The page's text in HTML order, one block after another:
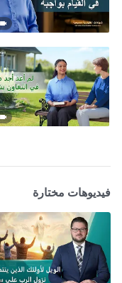
فيديوهات مختارة